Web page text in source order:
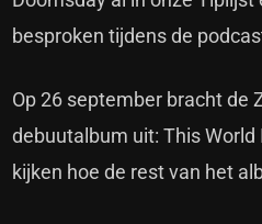
besproken tijdens de
Op 26 september bracht de
debuutalbum uit: This World
kijken hoe de rest van het